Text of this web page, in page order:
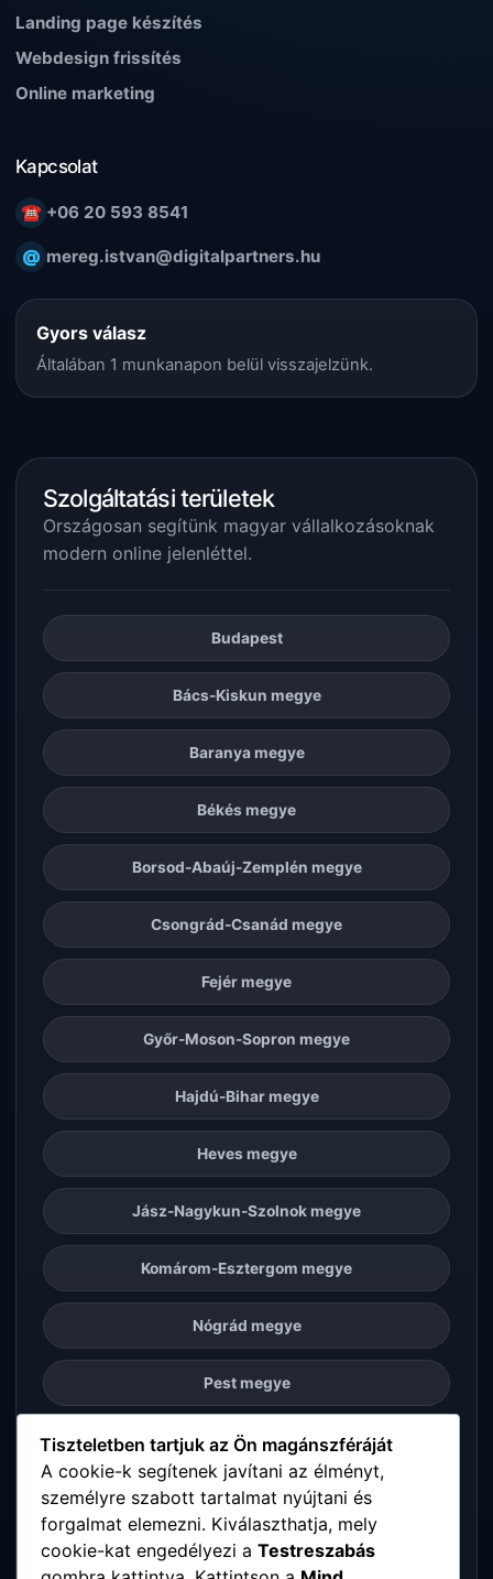
Landing page készítés
Webdesign frissítés
Online marketing
Kapcsolat
☎ +06 20 593 8541
@ mereg.istvan@digitalpartners.hu
Gyors válasz
Általában 1 munkanapon belül visszajelzünk.
Szolgáltatási területek
Országosan segítünk magyar vállalkozásoknak
modern online jelenléttel.
Budapest
Bács-Kiskun megye
Baranya megye
Békés megye
Borsod-Abaúj-Zemplén megye
Csongrád-Csanád megye
Fejér megye
Győr-Moson-Sopron megye
Hajdú-Bihar megye
Heves megye
Jász-Nagykun-Szolnok megye
Komárom-Esztergom megye
Nógrád megye
Pest megye
Somogy megye
Szabolcs-Szatmár-Bereg megye
Tolna megye
Tiszteletben tartjuk az Ön magánszféráját
A cookie-k segítenek javítani az élményt,
személyre szabott tartalmat nyújtani és
forgalmat elemezni. Kiválaszthatja, mely
cookie-kat engedélyezi a Testreszabás